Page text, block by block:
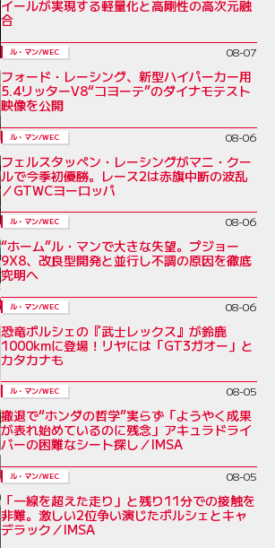
イールが実現する軽量化と高剛性の高次元融
合
ル・マン/WEC 08-07
フォード・レーシング、新型ハイパーカー用
5.4リッターV8“コヨーテ”のダイナモテスト
映像を公開
ル・マン/WEC 08-06
フェルスタッペン・レーシングがマニ・クー
ルで今季初優勝。レース2は赤旗中断の波乱
／GTWCヨーロッパ
ル・マン/WEC 08-06
“ホーム”ル・マンで大きな失望。プジョー
9X8、改良型開発と並行し不調の原因を徹底
究明へ
ル・マン/WEC 08-06
恐竜ポルシェの『武士レックス』が鈴鹿
1000kmに登場！リヤには「GT3ガオー」と
カタカナも
ル・マン/WEC 08-05
撤退で“ホンダの哲学”実らず「ようやく成果
が表れ始めているのに残念」アキュラドライ
バーの困難なシート探し／IMSA
ル・マン/WEC 08-05
「一線を超えた走り」と残り11分での接触を
非難。激しい2位争い演じたポルシェとキャ
デラック／IMSA